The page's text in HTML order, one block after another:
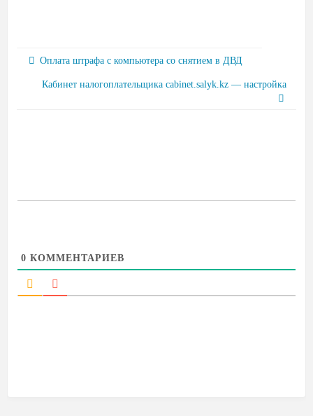
Оплата штрафа с компьютера со снятием в ДВД
Кабинет налогоплательщика cabinet.salyk.kz — настройка
0 КОММЕНТАРИЕВ